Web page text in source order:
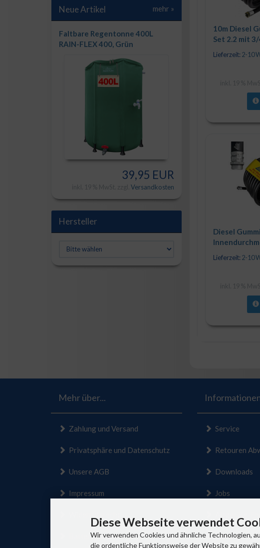
Neue Artikel mehr »
Faltbare Regentonne 400L
RAIN-FLEX 400, Grün
39,95 EUR
Versandkosten
Hersteller
10m Diesel
Set 2.2 mit
Lieferzeit: 2-10
inkl. 19 %
Diesel
schwarz, 20m
Lieferzeit: 2-10
inkl. 19 %
Mehr über...
Zahlung und Versand
Privatsphäre und Datenschutz
Unsere AGB
Impressum
Batteriehinweis
Service
Retouren
Downloads
Jobs
Sitemap
Diese Webseite verwendet
Wir verwenden Cookies und ähnliche Technologien,
die ordentliche Funktionsweise der Website zu